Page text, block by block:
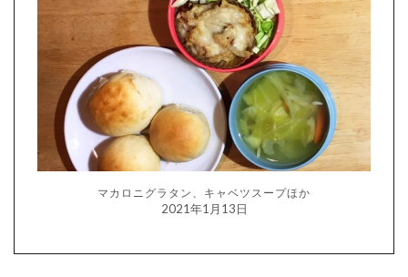
マカロニグラタン、キャベツスープほか
2021年1月13日